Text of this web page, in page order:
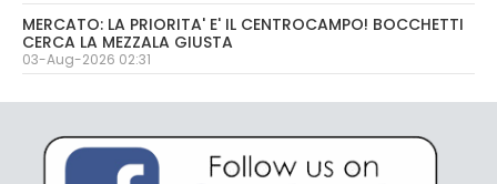
MERCATO: LA PRIORITA' E' IL CENTROCAMPO! BOCCHETTI
CERCA LA MEZZALA GIUSTA
03-Aug-2026 02:31